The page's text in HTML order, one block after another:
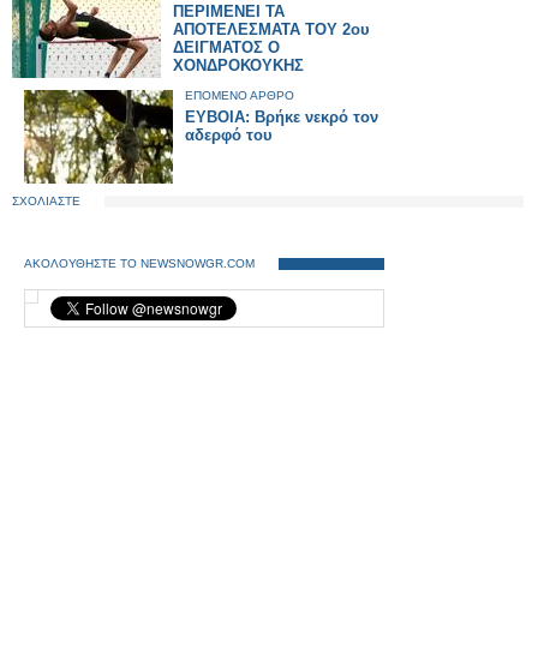
ΠΕΡΙΜΕΝΕΙ ΤΑ
ΑΠΟΤΕΛΕΣΜΑΤΑ ΤΟΥ 2ου
ΔΕΙΓΜΑΤΟΣ Ο
ΧΟΝΔΡΟΚΟΥΚΗΣ
ΕΠΟΜΕΝΟ ΑΡΘΡΟ
ΕΥΒΟΙΑ: Βρήκε νεκρό τον
αδερφό του
ΣΧΟΛΙΑΣΤΕ
ΑΚΟΛΟΥΘΗΣΤΕ ΤΟ NEWSNOWGR.COM